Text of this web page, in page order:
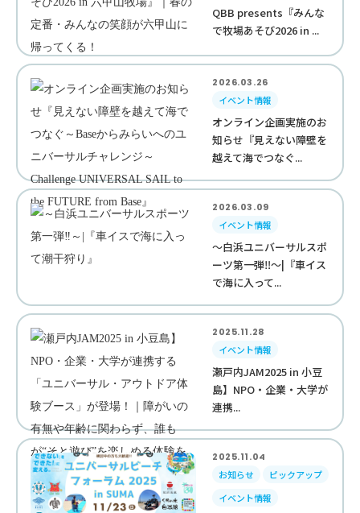
QBB presents『みんな
で牧場あそび2026 in ...
2026.03.26
イベント情報
オンライン企画実施のお
知らせ『見えない障壁を
越えて海でつなぐ...
2026.03.09
イベント情報
～白浜ユニバーサルスポ
ーツ第一弾‼︎～|『車イス
で海に入って...
2025.11.28
イベント情報
瀬戸内JAM2025 in 小豆
島】NPO・企業・大学が
連携...
2025.11.04
お知らせ
ピックアップ
イベント情報